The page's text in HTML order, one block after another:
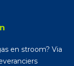
en stroom? Via